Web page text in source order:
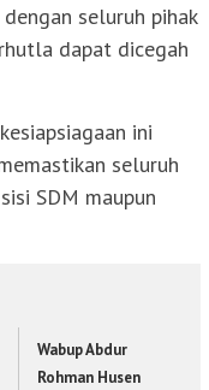
seluruh pihak
dapat dicegah
ini
seluruh
SDM maupun
Wabup Abdur
Rohman Husen